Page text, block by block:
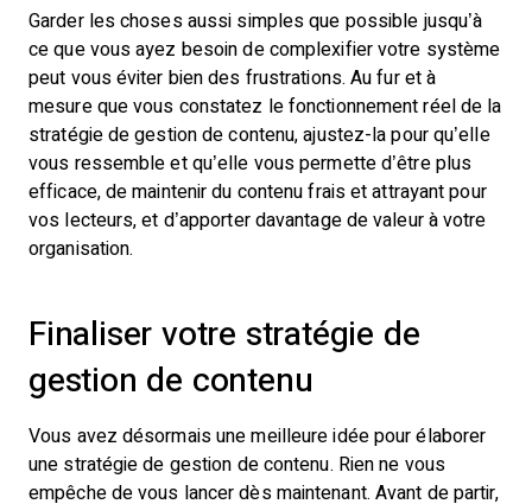
Garder les choses aussi simples que possible jusqu’à
ce que vous ayez besoin de complexifier votre système
peut vous éviter bien des frustrations. Au fur et à
mesure que vous constatez le fonctionnement réel de la
stratégie de gestion de contenu, ajustez-la pour qu’elle
vous ressemble et qu’elle vous permette d’être plus
efficace, de maintenir du contenu frais et attrayant pour
vos lecteurs, et d’apporter davantage de valeur à votre
organisation.
Finaliser votre stratégie de
gestion de contenu
Vous avez désormais une meilleure idée pour élaborer
une stratégie de gestion de contenu. Rien ne vous
empêche de vous lancer dès maintenant. Avant de partir,